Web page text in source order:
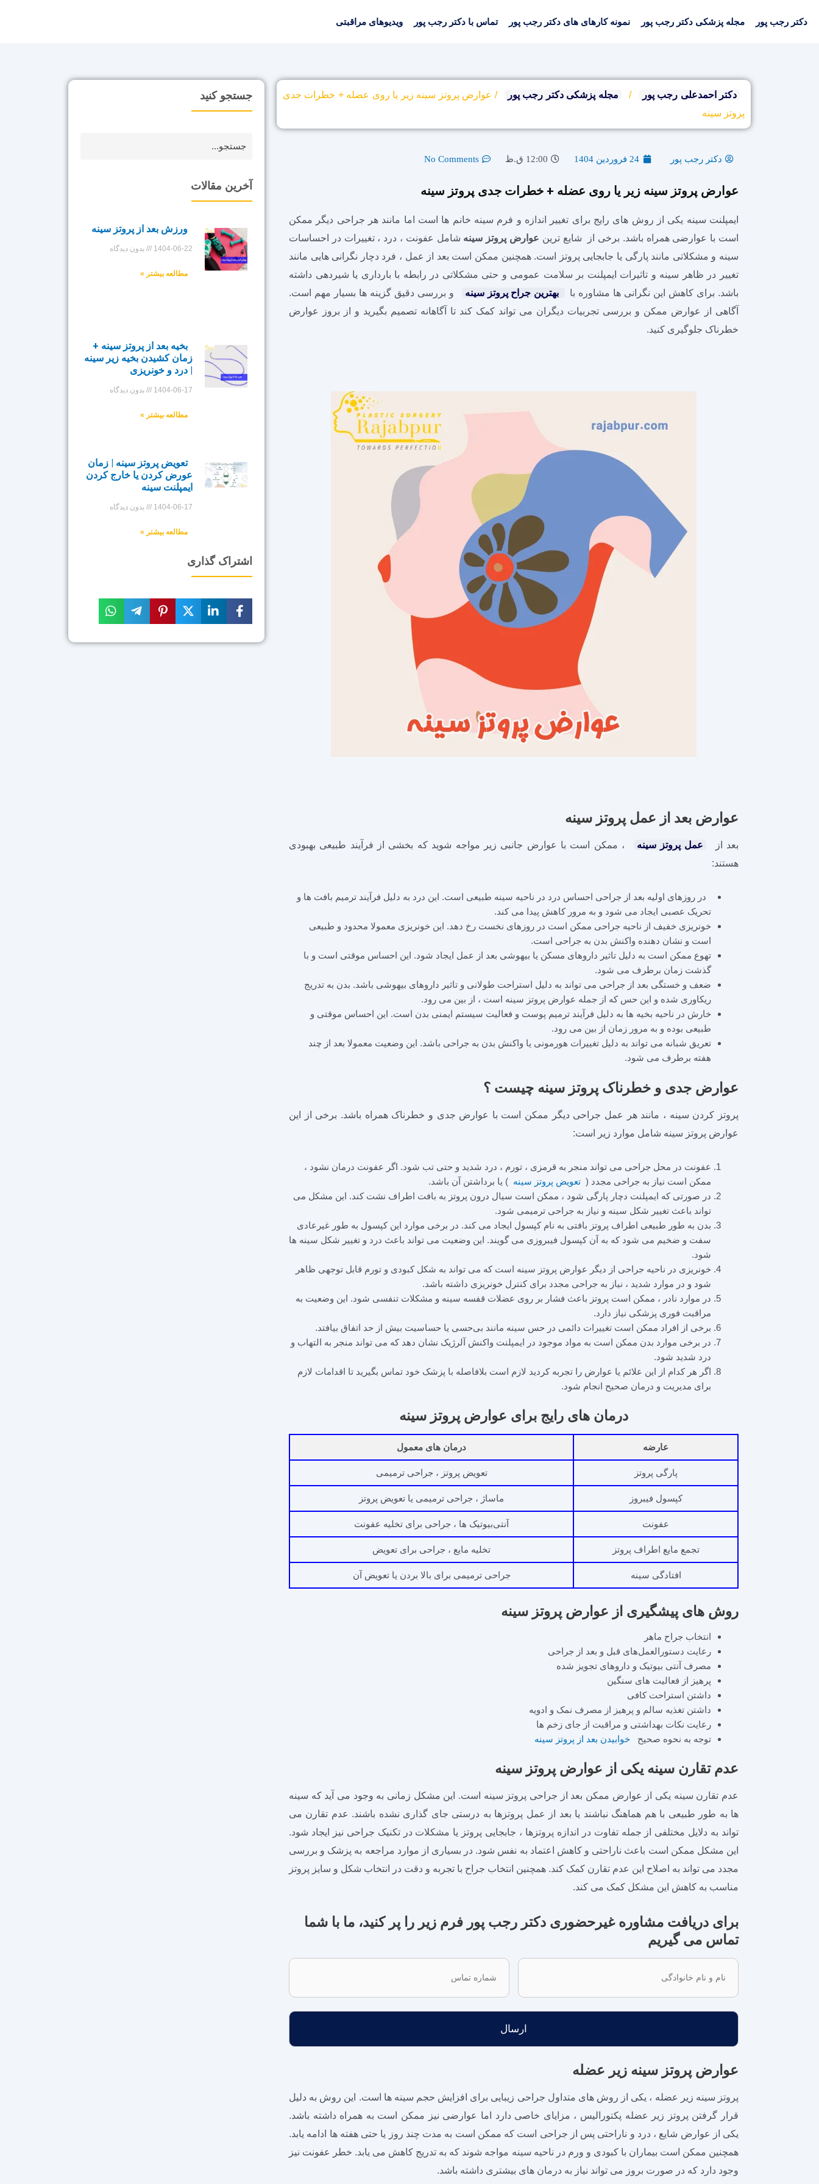
دکتر رجب پور مجله پزشکی دکتر رجب پور نمونه کارهای های دکتر رجب پور تماس با دکتر رجب پور ویدیوهای مراقبتی
دکتر احمدعلی رجب پور / مجله پزشکی دکتر رجب پور / عوارض پروتز سینه زیر یا روی عضله + خطرات جدی
پروتز سینه
دکتر رجب پور 24 فروردین 1404 12:00 ق.ظ No Comments
عوارض پروتز سینه زیر یا روی عضله + خطرات جدی پروتز سینه
ایمپلنت سینه یکی از روش‌ های رایج برای تغییر اندازه و فرم سینه‌ خانم ها است اما مانند هر جراحی دیگر ممکن
است با عوارضی همراه باشد. برخی از شایع ترین عوارض پروتز سینه شامل عفونت ، درد ، تغییرات در احساسات
سینه و مشکلاتی مانند پارگی یا جابجایی پروتز است. همچنین ممکن است بعد از عمل ، فرد دچار نگرانی‌ هایی مانند
تغییر در ظاهر سینه و تاثیرات ایمپلنت بر سلامت عمومی و حتی مشکلاتی در رابطه با بارداری یا شیردهی داشته
باشد. برای کاهش این نگرانی‌ ها مشاوره با
بهترین جراح پروتز سینه
و بررسی دقیق گزینه‌ ها بسیار مهم است.
آگاهی از عوارض ممکن و بررسی تجربیات دیگران می ‌تواند کمک کند تا آگاهانه تصمیم بگیرید و از بروز عوارض
خطرناک جلوگیری کنید.
عوارض بعد از عمل پروتز سینه
بعد از عمل پروتز سینه
، ممکن است با عوارض جانبی زیر مواجه شوید که بخشی از فرآیند طبیعی بهبودی
هستند:
در روزهای اولیه بعد از جراحی احساس درد در ناحیه سینه طبیعی است. این درد به دلیل فرآیند ترمیم بافت ‌ها و
تحریک عصبی ایجاد می ‌شود و به مرور کاهش پیدا می کند.
خونریزی خفیف از ناحیه جراحی ممکن است در روزهای نخست رخ دهد. این خونریزی معمولا محدود و طبیعی
است و نشان ‌دهنده واکنش بدن به جراحی است.
تهوع ممکن است به دلیل تاثیر داروهای مسکن یا بیهوشی بعد از عمل ایجاد شود. این احساس موقتی است و با
گذشت زمان برطرف می‌ شود.
ضعف و خستگی بعد از جراحی می ‌تواند به دلیل استراحت طولانی و تاثیر داروهای بیهوشی باشد. بدن به تدریج
ریکاوری شده و این حس که از جمله عوارض پروتز سینه است ، از بین می رود.
خارش در ناحیه بخیه‌ ها به دلیل فرآیند ترمیم پوست و فعالیت سیستم ایمنی بدن است. این احساس موقتی و
طبیعی بوده و به مرور زمان از بین می رود.
تعریق شبانه می ‌تواند به دلیل تغییرات هورمونی یا واکنش بدن به جراحی باشد. این وضعیت معمولا بعد از چند
هفته برطرف می شود.
عوارض جدی و خطرناک پروتز سینه چیست ؟
پروتز کردن سینه ، مانند هر عمل جراحی دیگر ممکن است با عوارض جدی و خطرناک همراه باشد. برخی از این
عوارض پروتز سینه شامل موارد زیر است:
عفونت در محل جراحی می ‌تواند منجر به قرمزی ، تورم ، درد شدید و حتی تب شود. اگر عفونت درمان نشود ،
ممکن است نیاز به جراحی مجدد ( تعویض پروتز سینه ) یا برداشتن آن باشد.
در صورتی که ایمپلنت دچار پارگی شود ، ممکن است سیال درون پروتز به بافت اطراف نشت کند. این مشکل می
‌تواند باعث تغییر شکل سینه و نیاز به جراحی ترمیمی شود.
بدن به طور طبیعی اطراف پروتز بافتی به نام کپسول ایجاد می ‌کند. در برخی موارد این کپسول به طور غیرعادی
سفت و ضخیم می‌ شود که به آن کپسول فیبروزی می ‌گویند. این وضعیت می ‌تواند باعث درد و تغییر شکل سینه ها
شود.
خونریزی در ناحیه جراحی از دیگر عوارض پروتز سینه است که می ‌تواند به شکل کبودی و تورم قابل توجهی ظاهر
شود و در موارد شدید ، نیاز به جراحی مجدد برای کنترل خونریزی داشته باشد.
در موارد نادر ، ممکن است پروتز باعث فشار بر روی عضلات قفسه سینه و مشکلات تنفسی شود. این وضعیت به
مراقبت فوری پزشکی نیاز دارد.
برخی از افراد ممکن است تغییرات دائمی در حس سینه مانند بی‌حسی یا حساسیت بیش از حد اتفاق بیافتد.
در برخی موارد بدن ممکن است به مواد موجود در ایمپلنت واکنش آلرژیک نشان دهد که می ‌تواند منجر به التهاب و
درد شدید شود.
اگر هر کدام از این علائم یا عوارض را تجربه کردید لازم است بلافاصله با پزشک خود تماس بگیرید تا اقدامات لازم
برای مدیریت و درمان صحیح انجام شود.
درمان‌ های رایج برای عوارض پروتز سینه
عارضه درمان‌ های معمول
پارگی پروتز تعویض پروتز ، جراحی ترمیمی
کپسول فیبروز ماساژ ، جراحی ترمیمی یا تعویض پروتز
عفونت آنتی‌بیوتیک‌ ها ، جراحی برای تخلیه عفونت
تجمع مایع اطراف پروتز تخلیه مایع ، جراحی برای تعویض
افتادگی سینه جراحی ترمیمی برای بالا بردن یا تعویض آن
روش های پیشگیری از عوارض پروتز سینه
انتخاب جراح ماهر
رعایت دستورالعمل‌های قبل و بعد از جراحی
مصرف آنتی بیوتیک و داروهای تجویز شده
پرهیز از فعالیت های سنگین
داشتن استراحت کافی
داشتن تغذیه سالم و پرهیز از مصرف نمک و ادویه
رعایت نکات بهداشتی و مراقبت از جای زخم ها
توجه به نحوه صحیح
خوابیدن بعد از پروتز سینه
عدم تقارن سینه یکی از عوارض پروتز سینه
عدم تقارن سینه یکی از عوارض ممکن بعد از جراحی پروتز سینه است. این مشکل زمانی به وجود می ‌آید که سینه‌
ها به طور طبیعی با هم هماهنگ نباشند یا بعد از عمل پروتزها به درستی جای‌ گذاری نشده باشند. عدم تقارن می‌
تواند به دلایل مختلفی از جمله تفاوت در اندازه پروتزها ، جابجایی پروتز یا مشکلات در تکنیک جراحی نیز ایجاد شود.
این مشکل ممکن است باعث ناراحتی و کاهش اعتماد به نفس شود. در بسیاری از موارد مراجعه به پزشک و بررسی
مجدد می ‌تواند به اصلاح این عدم تقارن کمک کند. همچنین انتخاب جراح با تجربه و دقت در انتخاب شکل و سایز پروتز
مناسب به کاهش این مشکل کمک می کند.
برای دریافت مشاوره غیرحضوری دکتر رجب پور فرم زیر را پر کنید، ما با شما
تماس می گیریم
نام
نام
شماره
تماس
عوارض پروتز سینه زیر عضله
پروتز سینه زیر عضله ، یکی از روش ‌های متداول جراحی زیبایی برای افزایش حجم سینه ‌ها است. این روش به دلیل
قرار گرفتن پروتز زیر عضله پکتورالیس ، مزایای خاصی دارد اما عوارضی نیز ممکن است به همراه داشته باشد.
یکی از عوارض شایع ، درد و ناراحتی پس از جراحی است که ممکن است به مدت چند روز یا حتی هفته‌ ها ادامه یابد.
همچنین ممکن است بیماران با کبودی و ورم در ناحیه سینه مواجه شوند که به تدریج کاهش می‌ یابد. خطر عفونت نیز
وجود دارد که در صورت بروز می ‌تواند نیاز به درمان‌ های بیشتری داشته باشد.
جستجو کنید
آخرین مقالات
ورزش بعد از پروتز سینه
1404-06-22 بدون دیدگاه
مطالعه بیشتر »
بخیه بعد از پروتز سینه +
زمان کشیدن بخیه زیر سینه
| درد و خونریزی
1404-06-17 بدون دیدگاه
مطالعه بیشتر »
تعویض پروتز سینه | زمان
عورض کردن یا خارج کردن
ایمپلنت سینه
1404-06-17 بدون دیدگاه
مطالعه بیشتر »
اشتراک گذاری